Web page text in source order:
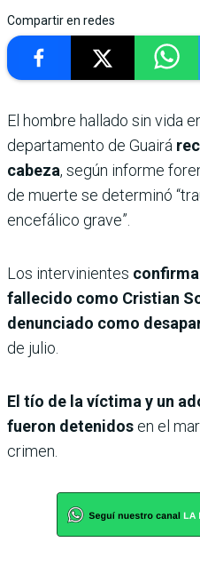
Compartir en redes
El hombre hallado sin vida
departamento de Guairá
cabeza, según informe
de muerte se determinó
encefálico grave”.
Los intervinientes
fallecido como Cristian
denunciado como
de julio.
El tío de la víctima y un
fueron detenidos en el
crimen.